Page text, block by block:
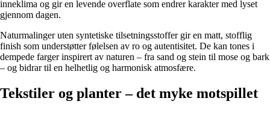
inneklima og gir en levende overflate som endrer karakter med lyset
gjennom dagen.
Naturmalinger uten syntetiske tilsetningsstoffer gir en matt, stofflig
finish som understøtter følelsen av ro og autentisitet. De kan tones i
dempede farger inspirert av naturen – fra sand og stein til mose og bark
– og bidrar til en helhetlig og harmonisk atmosfære.
Tekstiler og planter – det myke motspillet